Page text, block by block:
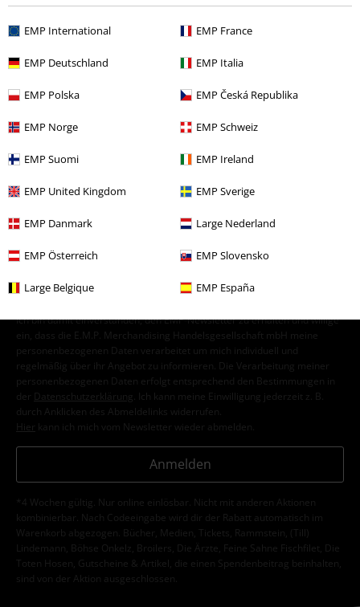
EMP International EMP France
EMP Deutschland EMP Italia
EMP Polska EMP Česká Republika
EMP Norge EMP Schweiz
EMP Suomi EMP Ireland
EMP United Kingdom EMP Sverige
EMP Danmark Large Nederland
EMP Österreich EMP Slovensko
Large Belgique EMP España
E-Mail Newsletter
Greif einen 15%* Gutschein ab, wenn du dich
jetzt anmeldest!
Ich bin damit einverstanden, den EMP-Newsletter zu erhalten und willige
ein, dass die E.M.P. Merchandising Handelsgesellschaft mbH meine
personenbezogenen Daten verarbeitet um mich individuell und
regelmäßig über ihr Angebot zu informieren. Die Verarbeitung meiner
personenbezogenen Daten erfolgt entsprechend den Bestimmungen in
der
Datenschutzerklärung
. Ich kann meine Einwilligung jederzeit z. B.
durch Anklicken des Abmeldelinks widerrufen.
Hier kann ich mich vom Newsletter wieder abmelden.
Anmelden
*4 Wochen gültig. Nur online einlösbar. Nicht mit anderen Aktionen
kombinierbar. Nach Codeeingabe wird dir der Rabatt automatisch im
Warenkorb abgezogen. Bücher, Medien, Tickets, Rammstein, (Till)
Lindemann, Böhse Onkelz, Broilers, Die Ärzte, Feine Sahne Fischfilet, Die
Toten Hosen, Gutscheine & Artikel, die einen Spendenbeitrag beinhalten,
sind von der Aktion ausgeschlossen.